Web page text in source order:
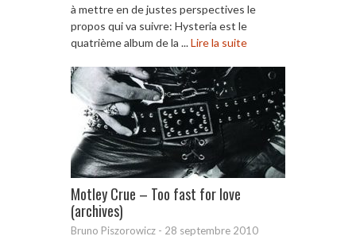
à mettre en de justes perspectives le
propos qui va suivre: Hysteria est le
quatrième album de la ...Lire la suite
Motley Crue – Too fast for love
(archives)
Bruno Piszorowicz - 28 septembre 2010